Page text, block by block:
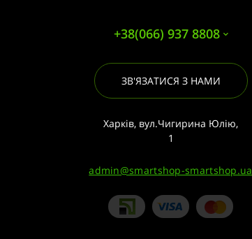
+38(066) 937 8808
ЗВ'ЯЗАТИСЯ З НАМИ
Харків, вул.Чигирина Юлію,
1
admin@smartshop-smartshop.ua